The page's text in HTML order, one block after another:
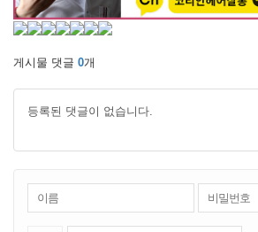
게시물 댓글 0개
등록된 댓글이 없습니다.